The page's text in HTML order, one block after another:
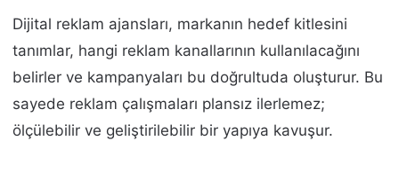
Dijital reklam ajansları, markanın hedef kitlesini
tanımlar, hangi reklam kanallarının kullanılacağını
belirler ve kampanyaları bu doğrultuda oluşturur. Bu
sayede reklam çalışmaları plansız ilerlemez;
ölçülebilir ve geliştirilebilir bir yapıya kavuşur.